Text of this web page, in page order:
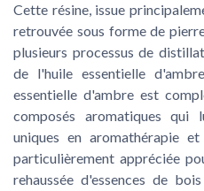
Cette résine, issue
retrouvée sous forme de
plusieurs processus de
de l'huile essentielle
essentielle d'ambre est
composés aromatiques qui
uniques en aromathérapie
particulièrement appréciée
rehaussée d'essences de